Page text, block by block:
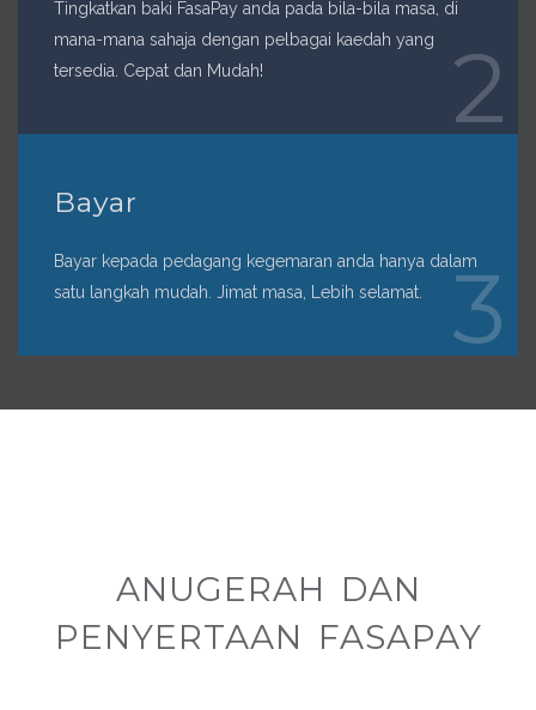
Tingkatkan baki FasaPay anda pada bila-bila masa, di
mana-mana sahaja dengan pelbagai kaedah yang
tersedia. Cepat dan Mudah!
2
Bayar
Bayar kepada pedagang kegemaran anda hanya dalam
satu langkah mudah. Jimat masa, Lebih selamat.
3
ANUGERAH DAN
PENYERTAAN FASAPAY